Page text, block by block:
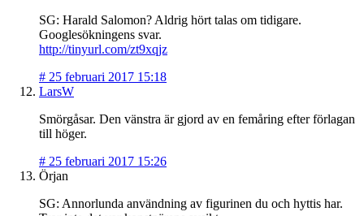
SG: Harald Salomon? Aldrig hört talas om tidigare.
Googlesökningens svar.
http://tinyurl.com/zt9xqjz
# 25 februari 2017 15:18
LarsW
Smörgåsar. Den vänstra är gjord av en femåring efter förlagan
till höger.
# 25 februari 2017 15:26
Örjan
SG: Annorlunda användning av figurinen du och hyttis har.